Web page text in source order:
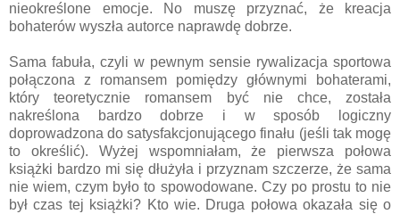
nieokreślone emocje. No muszę przyznać, że kreacja
bohaterów wyszła autorce naprawdę dobrze.
Sama fabuła, czyli w pewnym sensie rywalizacja sportowa
połączona z romansem pomiędzy głównymi bohaterami,
który teoretycznie romansem być nie chce, została
nakreślona bardzo dobrze i w sposób logiczny
doprowadzona do satysfakcjonującego finału (jeśli tak mogę
to określić). Wyżej wspomniałam, że pierwsza połowa
książki bardzo mi się dłużyła i przyznam szczerze, że sama
nie wiem, czym było to spowodowane. Czy po prostu to nie
był czas tej książki? Kto wie. Druga połowa okazała się o